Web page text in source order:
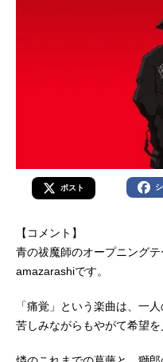
ポスト
【コメント】
青の祓魔師のオープニングテ
amazarashiです。
「痛覚」という楽曲は、一
苦しみながらもやがて希望を